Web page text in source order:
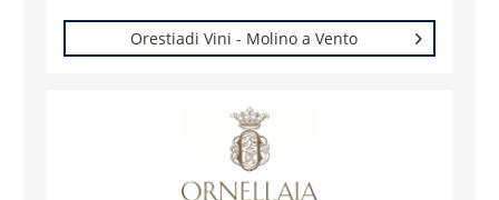
Orestiadi Vini - Molino a Vento